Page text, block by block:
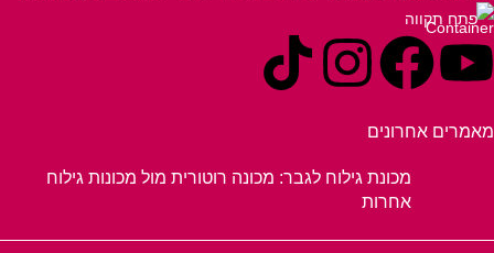
פתח תקווה
מאמרים אחרונים
מכונת גילוח לגבר: מכונה רוטורית מול מכונות גילוח
אחרות